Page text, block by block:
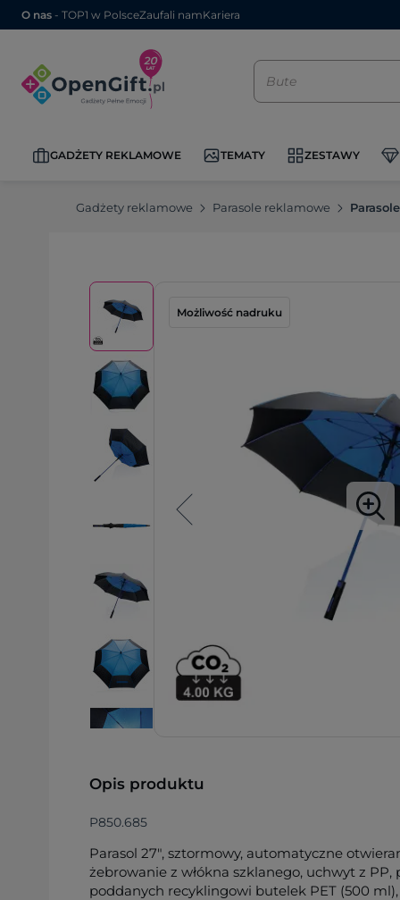
O nas - TOP1 w PolsceZaufali namKariera
GADŻETY REKLAMOWE TEMATY ZESTAWY
Gadżety reklamowe Parasole reklamowe
Możliwość nadruku
Opis produktu
P850.685
Parasol 27", sztormowy, automatyczne
żebrowanie z włókna szklanego, uchwyt z PP,
poddanych recyklingowi butelek PET (500